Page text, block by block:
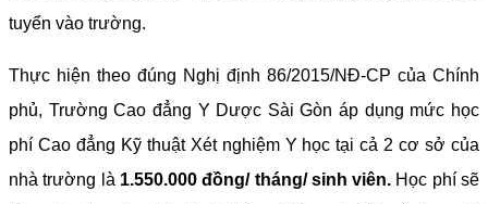
tuyển vào trường.
Thực hiện theo đúng Nghị định 86/2015/NĐ-CP của Chính
phủ, Trường Cao đẳng Y Dược Sài Gòn áp dụng mức học
phí Cao đẳng Kỹ thuật Xét nghiệm Y học tại cả 2 cơ sở của
nhà trường là 1.550.000 đồng/ tháng/ sinh viên. Học phí sẽ